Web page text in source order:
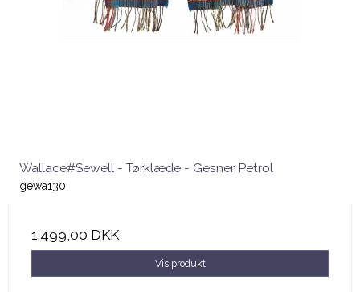
Wallace#Sewell - Tørklæde - Gesner Petrol
gewa130
1.499,00 DKK
Vis produkt